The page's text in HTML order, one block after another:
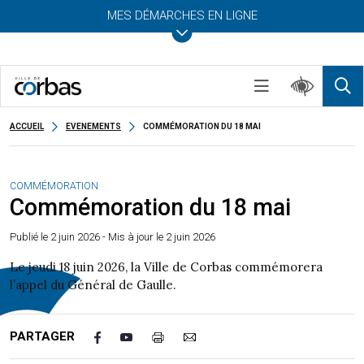
MES DÉMARCHES EN LIGNE
ACCUEIL EVENEMENTS COMMÉMORATION DU 18 MAI
COMMÉMORATION
Commémoration du 18 mai
Publié le 2 juin 2026 - Mis à jour le 2 juin 2026
Le jeudi 18 juin 2026, la Ville de Corbas commémorera
l’appel du Général de Gaulle.
PARTAGER